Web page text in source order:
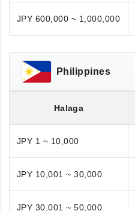
JPY 600,000 ~ 1,000,000
Philippines
Halaga
JPY 1 ~ 10,000
JPY 10,001 ~ 30,000
JPY 30,001 ~ 50,000